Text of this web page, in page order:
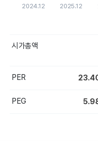
2024.12 2025.12
시가총액
PER
PEG